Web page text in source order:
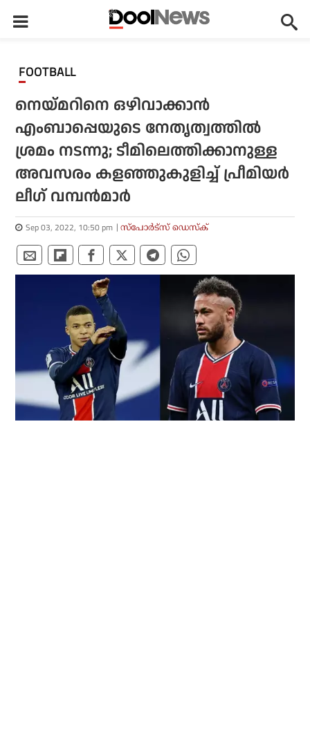
FOOTBALL
നെയ്മറിനെ ഒഴിവാക്കാന്‍
എംബാപ്പെയുടെ നേതൃത്വത്തില്‍
ശ്രമം നടന്നു; ടീമിലെത്തിക്കാനുള്ള
അവസരം കളഞ്ഞുകുളിച്ച് പ്രീമിയര്‍
ലീഗ് വമ്പന്‍മാര്‍
Sep 03, 2022, 10:50 pm സ്പോര്‍ട്സ് ഡെസ്‌ക്